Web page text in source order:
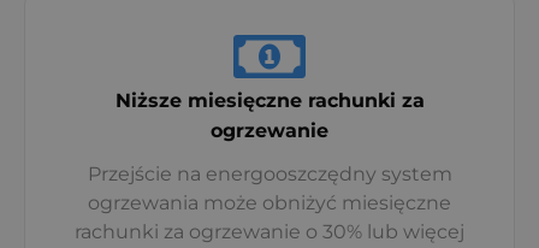
Niższe miesięczne rachunki za
ogrzewanie
Przejście na energooszczędny system
ogrzewania może obniżyć miesięczne
rachunki za ogrzewanie o 30% lub więcej